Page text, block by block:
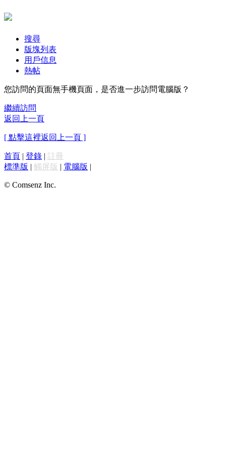
搜尋
版塊列表
用戶信息
熱帖
您訪問的頁面無手機頁面，是否進一步訪問電腦版？
繼續訪問
返回上一頁
[ 點擊這裡返回上一頁 ]
首頁 | 登錄 | 註冊
標準版 | 觸屏版 | 電腦版 |
© Comsenz Inc.